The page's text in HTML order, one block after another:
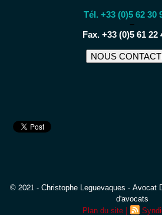
Tél. +33 (0)5 62 30
−
Fax. +33 (0)5 61 22
NOUS
© 2021 - Christophe Leguevaques - Avocat
d'avocats
Plan du site |